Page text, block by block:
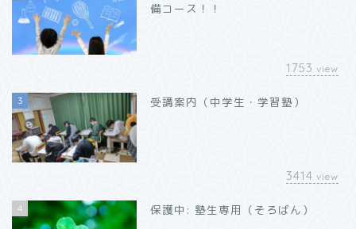
備コース！！
1753 view
3 受講案内（中学生・学習塾）
3414 view
4 保護中: 塾生専用（そろばん）